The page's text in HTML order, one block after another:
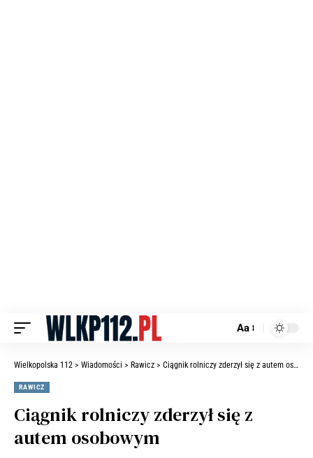
Aa
Wielkopolska 112 > Wiadomości > Rawicz > Ciągnik rolniczy zderzył się z autem osobowym
RAWICZ
Ciągnik rolniczy zderzył się z
autem osobowym